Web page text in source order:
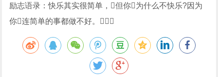
励志语录：快乐其实很简单，但你为什么不快乐?因为
你连简单的事都做不好。